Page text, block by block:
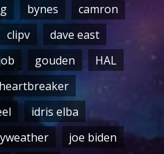
bynes
camron
clipv
dave east
gouden
HAL
heartbreaker
idris elba
joe biden